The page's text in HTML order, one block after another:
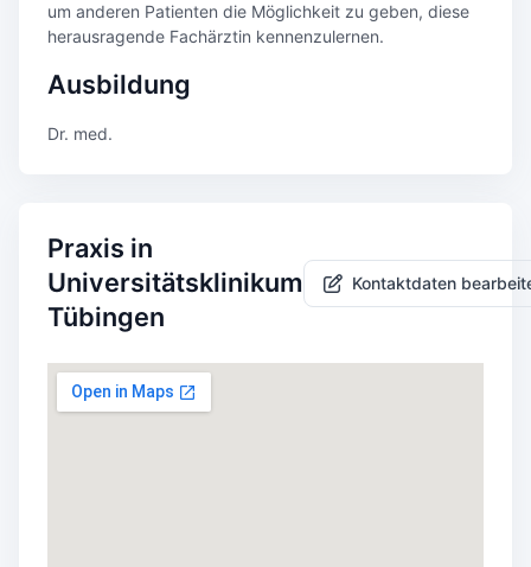
um anderen Patienten die Möglichkeit zu geben, diese
herausragende Fachärztin kennenzulernen.
Ausbildung
Dr. med.
Praxis in
Universitätsklinikum
Tübingen
Kontaktdaten